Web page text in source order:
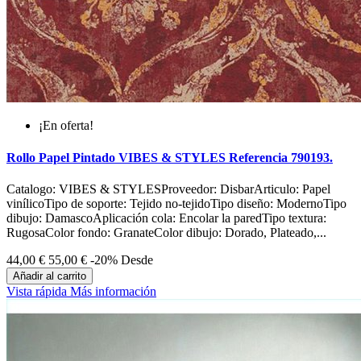
¡En oferta!
Rollo Papel Pintado VIBES & STYLES Referencia 790193.
Catalogo: VIBES & STYLESProveedor: DisbarArticulo: Papel
vinílicoTipo de soporte: Tejido no-tejidoTipo diseño: ModernoTipo
dibujo: DamascoAplicación cola: Encolar la paredTipo textura:
RugosaColor fondo: GranateColor dibujo: Dorado, Plateado,...
44,00 € 55,00 € -20% Desde
Añadir al carrito
Vista rápida Más información